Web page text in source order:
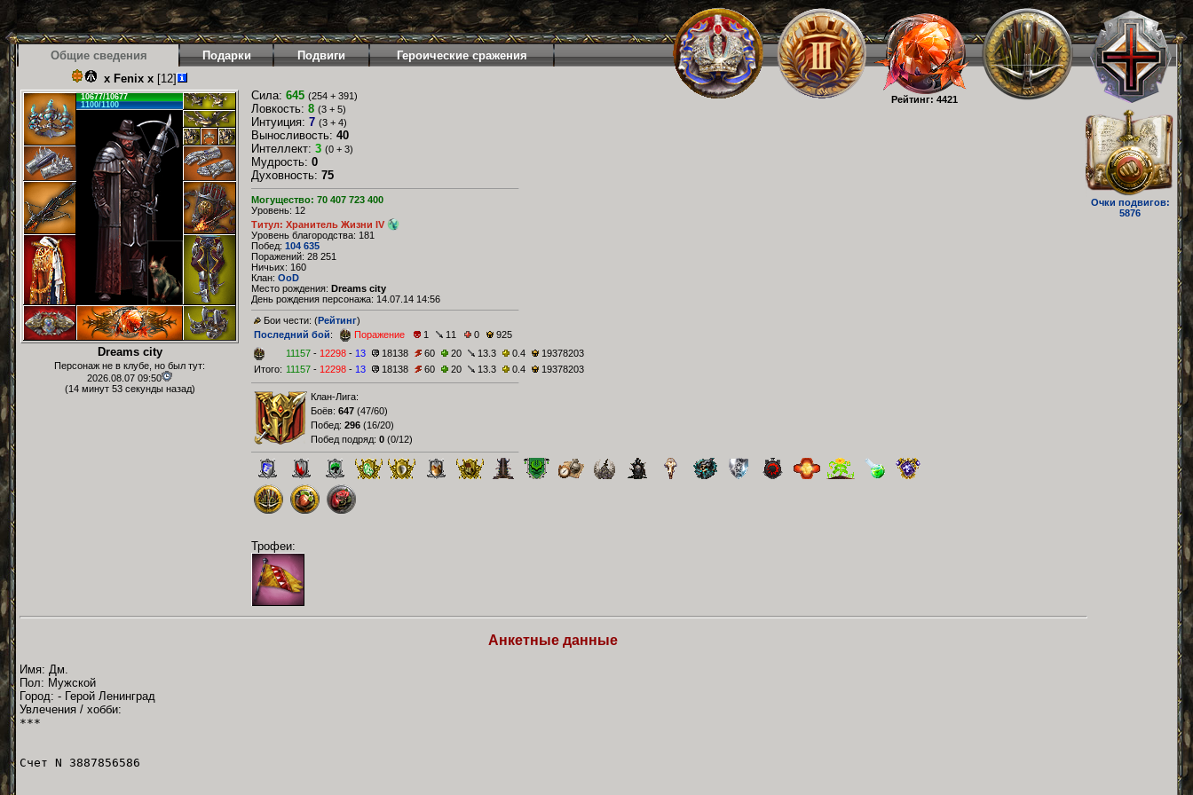
Рейтинг: 4421
Очки подвигов:
5876
Общие сведения Подарки Подвиги
Героические сражения
x Fenix x [12]
10677/10677
1100/1100
Dreams city
Персонаж не в клубе, но был тут:
2026.08.07 09:50
(14 минут 53 секунды назад)
Сила: 645 (254 + 391)
Ловкость: 8 (3 + 5)
Интуиция: 7 (3 + 4)
Выносливость: 40
Интеллект: 3 (0 + 3)
Мудрость: 0
Духовность: 75
Могущество: 70 407 723 400
Уровень: 12
Титул: Хранитель Жизни IV
Уровень благородства: 181
Побед: 104 635
Поражений: 28 251
Ничьих: 160
Клан: OoD
Место рождения: Dreams city
День рождения персонажа: 14.07.14 14:56
Бои чести: (Рейтинг)
Последний бой: Поражение 1 11 0
925
11157 - 12298 - 13 18138 60 20 13.3 0.4
19378203
Итого: 11157 - 12298 - 13 18138 60 20 13.3 0.4 19378203
Клан-Лига:
Боёв: 647 (47/60)
Побед: 296 (16/20)
Побед подряд: 0 (0/12)
Трофеи:
Анкетные данные
Имя: Дм.
Пол: Мужской
Город: - Герой Ленинград
Увлечения / хобби:
***
Счет N 3887856586